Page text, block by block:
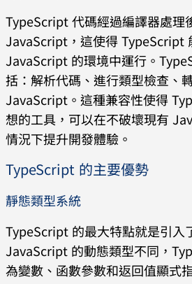
TypeScript 代碼經過編譯器處理
JavaScript，這使得 TypeScript
JavaScript 的環境中運行。
括：解析代碼、進行類型檢查、
JavaScript。這種兼容性使得
想的工具，可以在不破壞現有
情況下提升開發體驗。
TypeScript 的主要優勢
靜態類型系統
TypeScript 的最大特點就是引入
JavaScript 的動態類型不同，
為變數、函數參數和返回值顯式